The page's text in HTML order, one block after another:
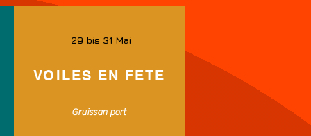
29 bis 31 Mai
VOILES EN FETE
Gruissan port